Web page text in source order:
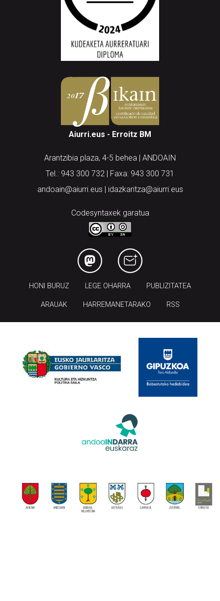
Aiurri.eus - Erroitz BM
Arantzibia plaza, 4-5 behea | ANDOAIN
Tel.: 943 300 732 | Faxa: 943 300 731
andoain@aiurri.eus | idazkaritza@aiurri.eus
Codesyntaxek garatua
HONI BURUZ LEGE OHARRA PUBLIZITATEA
ARAUAK HARREMANETARAKO RSS